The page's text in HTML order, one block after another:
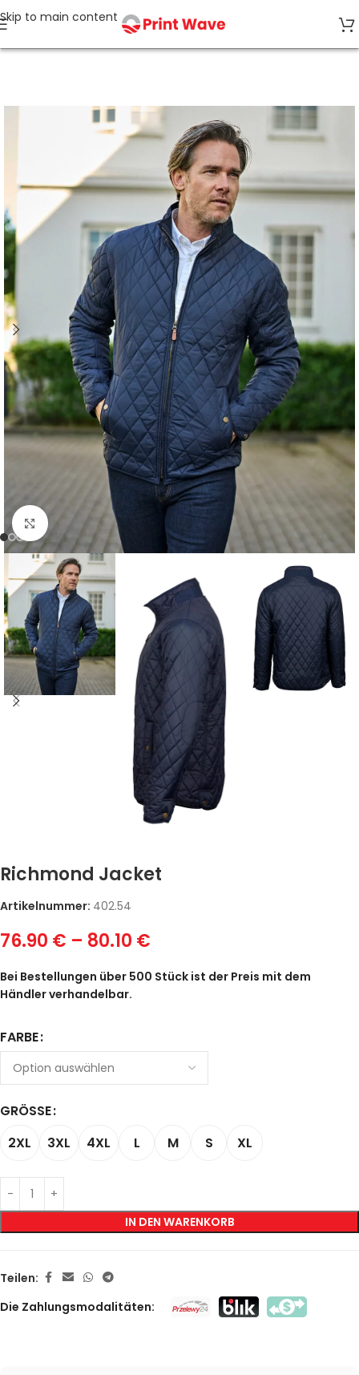
Skip to main content
Zum Vergrößern klicken
Richmond Jacket
Artikelnummer: 402.54
76.90 € – 80.10 €
Bei Bestellungen über 500 Stück ist der Preis mit dem
Händler verhandelbar.
FARBE
GRÖSSE
2XL
3XL 4XL L M S XL
IN DEN WARENKORB
Teilen:
Die Zahlungsmodalitäten: